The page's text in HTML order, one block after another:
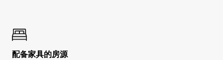
配备家具的房源